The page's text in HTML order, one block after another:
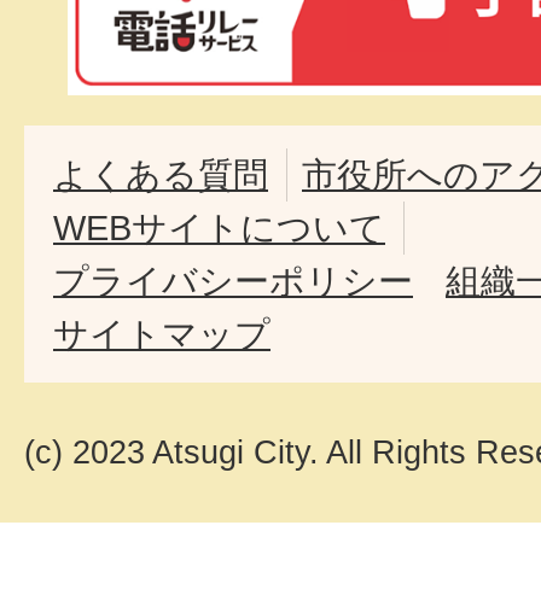
よくある質問
市役所へのア
WEBサイトについて
プライバシーポリシー
組織
サイトマップ
(c) 2023 Atsugi City. All Rights